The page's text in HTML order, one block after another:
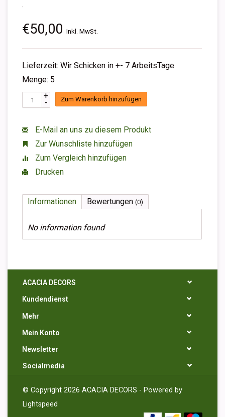
€50,00 Inkl. MwSt.
Lieferzeit: Wir Schicken in +- 7 ArbeitsTage
Menge: 5
+
- Zum Warenkorb hinzufügen
E-Mail an uns zu diesem Produkt
Zur Wunschliste hinzufügen
Zum Vergleich hinzufügen
Drucken
Informationen Bewertungen (0)
No information found
ACACIA DECORS
Kundendienst
Mehr
Mein Konto
Newsletter
Socialmedia
© Copyright 2026 ACACIA DECORS - Powered by
Lightspeed